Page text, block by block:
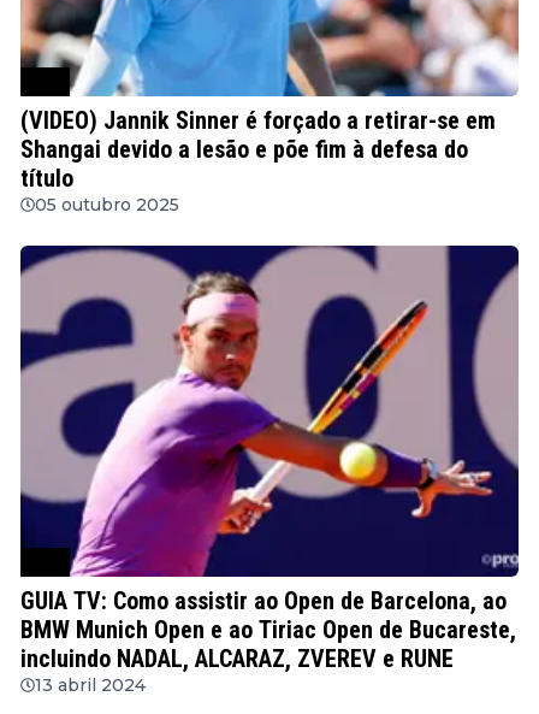
(VIDEO) Jannik Sinner é forçado a retirar-se em
Shangai devido a lesão e põe fim à defesa do
título
05 outubro 2025
GUIA TV: Como assistir ao Open de Barcelona, ao
BMW Munich Open e ao Tiriac Open de Bucareste,
incluindo NADAL, ALCARAZ, ZVEREV e RUNE
13 abril 2024